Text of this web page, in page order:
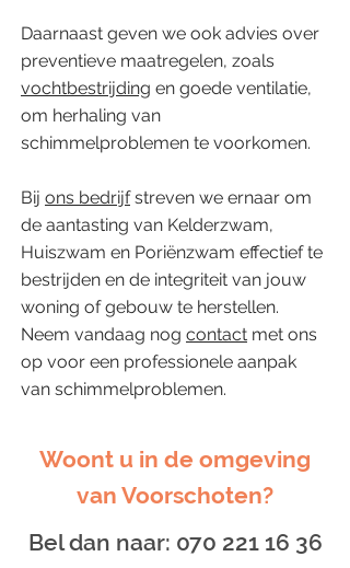
​Daarnaast geven we ook advies over
preventieve maatregelen, zoals
vochtbestrijding en goede ventilatie,
om herhaling van
schimmelproblemen te voorkomen.
Bij ons bedrijfstreven we ernaar om
de aantasting van Kelderzwam,
Huiszwam en Poriënzwam effectief te
bestrijden en de integriteit van jouw
woning of gebouw te herstellen.
Neem vandaag nog contact met ons
op voor een professionele aanpak
van schimmelproblemen.
Woont u in de omgeving
van Voorschoten?
Bel dan naar: 070 221 16 36